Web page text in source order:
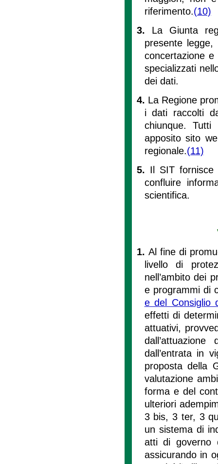
riferimento.(10)
3. La Giunta
presente
concertazione
specializzati
dei dati.
4. La Regione
i dati raccolti
chiunque.
apposito sito
regionale.(11)
5. Il SIT
confluire
scientifica.
1.Al fine di
livello di
nell’ambito dei
e programmi di
e del Consiglio
effetti di
attuativi,
dall’entrata in
proposta della
valutazione
forma e del
ulteriori
3 bis, 3 ter, 3
un sistema di
atti di governo
assicurando in